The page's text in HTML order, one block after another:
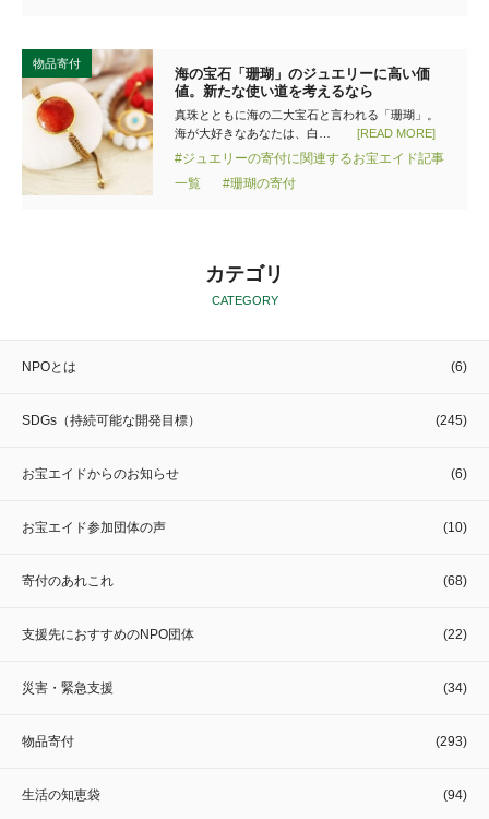
物品寄付
海の宝石「珊瑚」のジュエリーに高い価
値。新たな使い道を考えるなら
真珠とともに海の二大宝石と言われる「珊瑚」。
海が大好きなあなたは、白…
[READ MORE]
#ジュエリーの寄付に関連するお宝エイド記事
一覧
#珊瑚の寄付
カテゴリ
CATEGORY
NPOとは (6)
SDGs（持続可能な開発目標） (245)
お宝エイドからのお知らせ (6)
お宝エイド参加団体の声 (10)
寄付のあれこれ (68)
支援先におすすめのNPO団体 (22)
災害・緊急支援 (34)
物品寄付 (293)
生活の知恵袋 (94)